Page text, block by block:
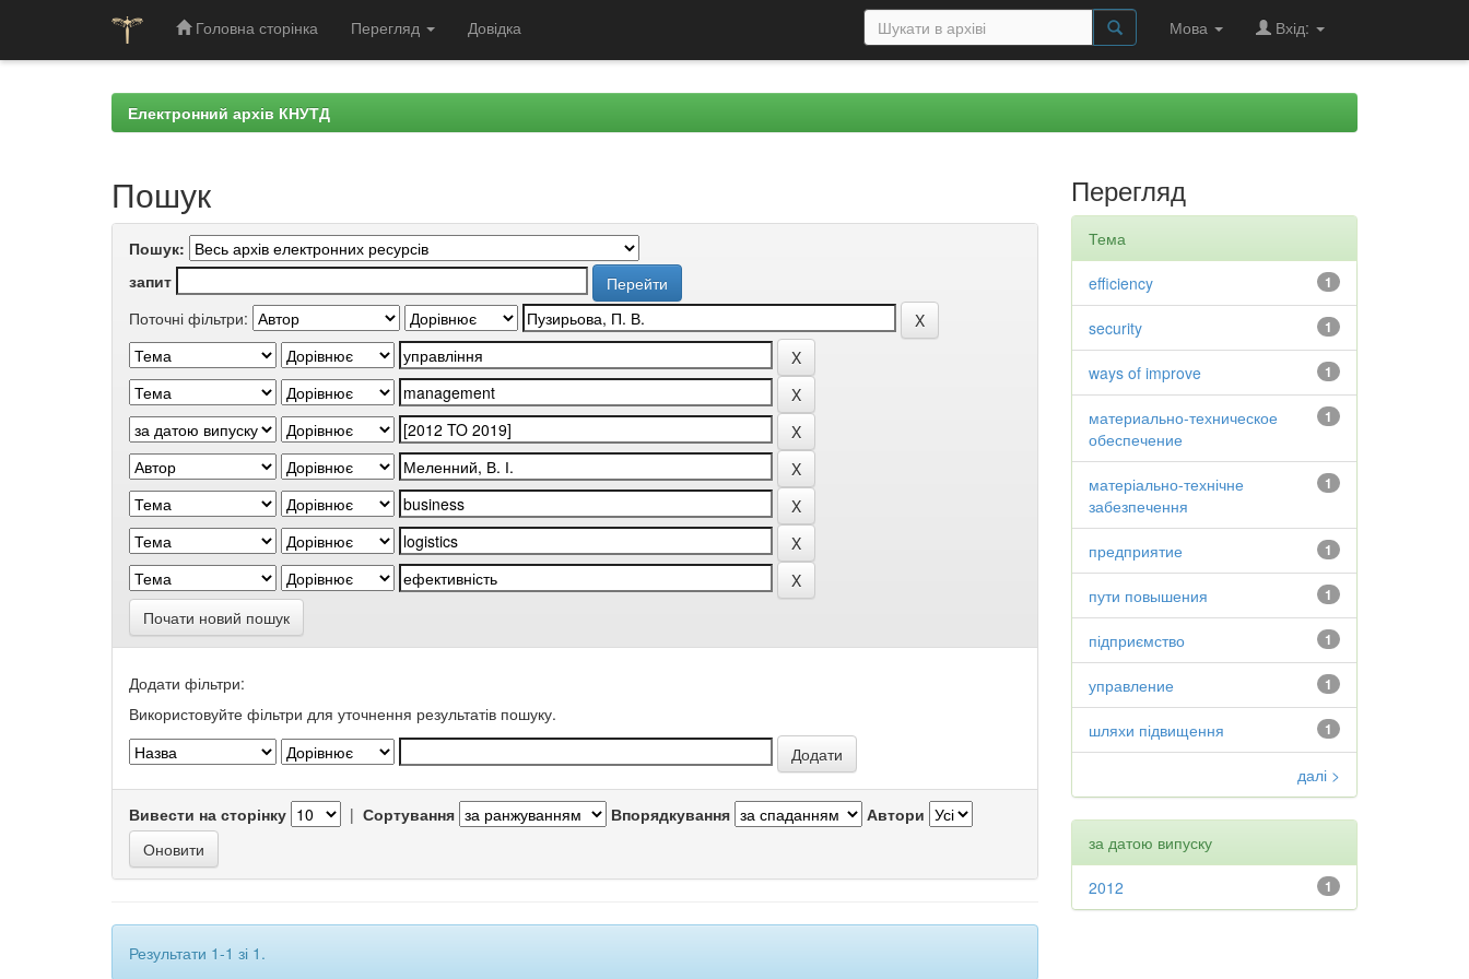
Головна сторінка Перегляд Довідка Мова Вхід:
Електронний архів КНУТД
Пошук
Пошук:
запит
Поточні фільтри:
Почати новий пошук
Додати фільтри:
Використовуйте фільтри для уточнення результатів пошуку.
Вивести на сторінку | Сортування Впорядкування Автори
Результати 1-1 зі 1.
Перегляд
Тема
1
efficiency
1
security
1
ways of improve
1
материально-техническое
обеспечение
1
матеріально-технічне
забезпечення
1
предприятие
1
пути повышения
1
підприємство
1
управление
1
шляхи підвищення
далі >
за датою випуску
1
2012